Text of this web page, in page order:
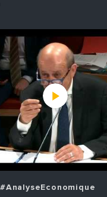
#AnalyseEconomique